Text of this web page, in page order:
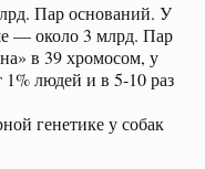
Пар оснований. У
— около 3 млрд. Пар
в 39 хромосом, у
людей и в 5-10 раз
генетике у собак